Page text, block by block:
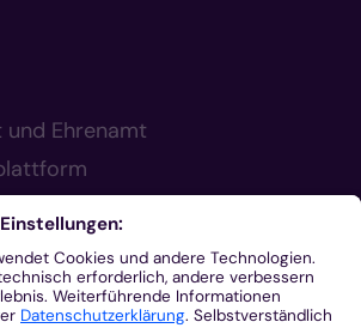
und Ehrenamt